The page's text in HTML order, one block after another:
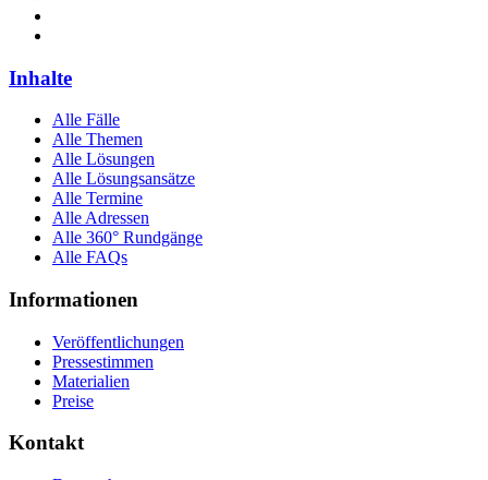
Inhalte
Alle Fälle
Alle Themen
Alle Lösungen
Alle Lösungsansätze
Alle Termine
Alle Adressen
Alle 360° Rundgänge
Alle FAQs
Informationen
Veröffentlichungen
Pressestimmen
Materialien
Preise
Kontakt